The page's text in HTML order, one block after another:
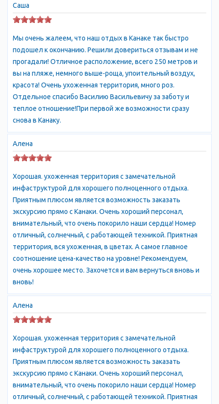
подходит для оздоровительного семейного отдыха в Крыму
- ведь здесь нет ни портов, ни производственных
комплексов. Сегодня Канакская Балка - один из самых
экологически чистых уголков Крыма, где отдых с детьми
будет оптимальным по соотношению цены и качества.
Как к нам добраться?
С ж/д вокзала в Симферополе (а/с "Курортная") маршрутным
такси Симферополь - Приветное до Канакской балки.
Или маршрутным такси Симферополь - Рыбачье до конечной
станции "Рыбачье", затем на любой проходящий транспорт в
балки" (10 км).
Кроме того, можно добраться до Алушты (45 км), а затем
Канака (мифология)
Материал из Википедии — свободной энциклопедии
У этого термина существуют и другие значения, см. Канака.
Канака (др.-греч. Κανάκη) — персонаж древнегреческой
мифологии. Дочь повелителя ветров Эола, совершила
прелюбодеяние со своим братом Макареем, отец убил её[1].
Родила от него сына, которого Эол бросил на съедение
зверям, сама Канака закололась[2].
Действующее лицо трагедии Еврипида «Эол, или Канака».
Овидий сочинил письмо Канаки Макарею (Героиды XI).
Другой персонаж с тем же именем — дочь Эола и
возлюбленная Посейдона (см. Мифы Фессалии).
Канака (Канакская балка) (укр. Канака, крымскотат. Kanaka,
Крымских гор на Южном берегу Крыма (Украина), между
городами Алушта и Судак к востоку от села Рыбачьего, в
государственном заказнике «Канака (Канакская балка) » в
реликтовой можжевеловой роще. Несмотря на обособленное
от соседних сёл расположение, официально не имеет статуса
отдельного населённого пункта. До 1990 года — курорт Луч,
Саша
Мы очень жалеем, что наш отдых в Канаке так быстро
подошел к окончанию. Решили довериться отзывам и не
прогадали! Отличное расположение, всего 250 метров и
вы на пляже, немного выше-роща, упоительный воздух,
красота! Очень ухоженная территория, много роз.
Отдельное спасибо Василию Васильевичу за заботу и
теплое отношение!При первой же возможности сразу
снова в Канаку.
Алена
Хорошая. ухоженная территория с замечательной
инфаструктурой для хорошего полноценного отдыха.
Приятным плюсом является возможность заказать
экскурсию прямо с Канаки. Очень хороший персонал,
внимательный, что очень покорило наши сердца! Номер
отличный, солнечный, с работающей техникой. Приятная
территория, вся ухоженная, в цветах. А самое главное
соотношение цена-качество на уровне! Рекомендуем,
очень хорошее место. Захочется и вам вернуться вновь и
вновь!
Алена
Хорошая. ухоженная территория с замечательной
инфаструктурой для хорошего полноценного отдыха.
Приятным плюсом является возможность заказать
экскурсию прямо с Канаки. Очень хороший персонал,
внимательный, что очень покорило наши сердца! Номер
отличный, солнечный, с работающей техникой. Приятная